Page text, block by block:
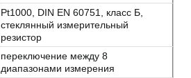
Pt1000, DIN EN 60751, класс Б,
стеклянный измерительный
резистор
переключение между 8
диапазонами измерения